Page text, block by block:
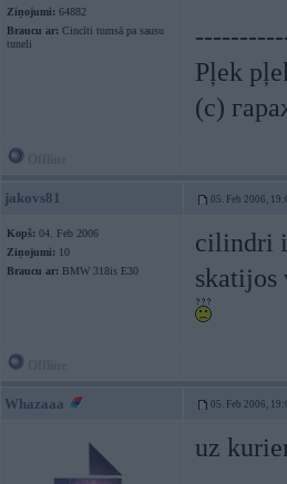
Ziņojumi: 64882
Braucu ar: Cincīti tumsā pa sausu
tuneli
Pļek
(c)
jakovs81 05. Feb 2006,
Kopš: 04. Feb 2006
Ziņojumi: 10
Braucu ar: BMW 318is E30
cilindri
skatijos
Whazaaa 05. Feb 2006,
uz